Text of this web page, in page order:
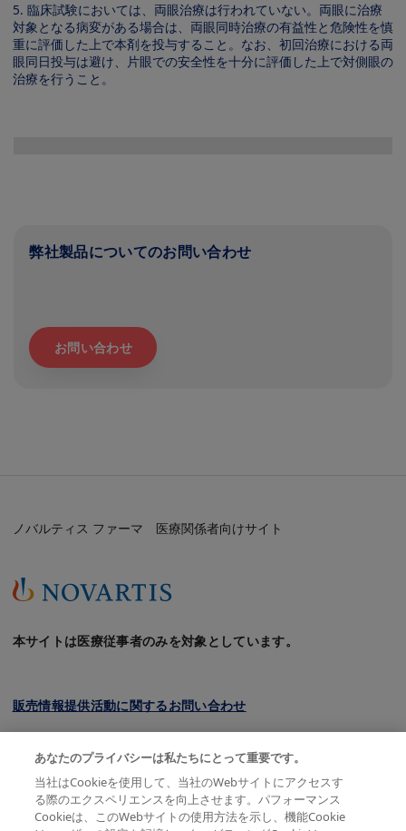
5. 臨床試験においては、両眼治療は行われていない。両眼に治療
対象となる病変がある場合は、両眼同時治療の有益性と危険性を慎
重に評価した上で本剤を投与すること。なお、初回治療における両
眼同日投与は避け、片眼での安全性を十分に評価した上で対側眼の
治療を行うこと。
弊社製品についてのお問い合わせ
お問い合わせ
ノバルティス ファーマ 医療関係者向けサイト
本サイトは医療従事者のみを対象としています。
販売情報提供活動に関するお問い合わせ
プライバシーポリシー
利用規約
あなたのプライバシーは私たちにとって重要です。
当社はCookieを使用して、当社のWebサイトにアクセスす
る際のエクスペリエンスを向上させます。パフォーマンス
Cookieは、このWebサイトの使用方法を示し、機能Cookie